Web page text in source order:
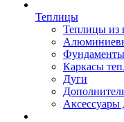
Теплицы
Теплицы из
Каркасы
Дуги
Аксессуары